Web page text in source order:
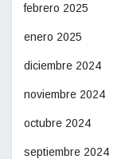
febrero 2025
enero 2025
diciembre 2024
noviembre 2024
octubre 2024
septiembre 2024